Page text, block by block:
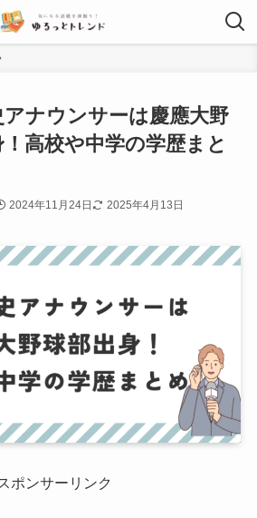
アナウンサーは慶應大野
高校や中学の学歴まと
2024年11月24日 2025年4月13日
ポンサーリンク